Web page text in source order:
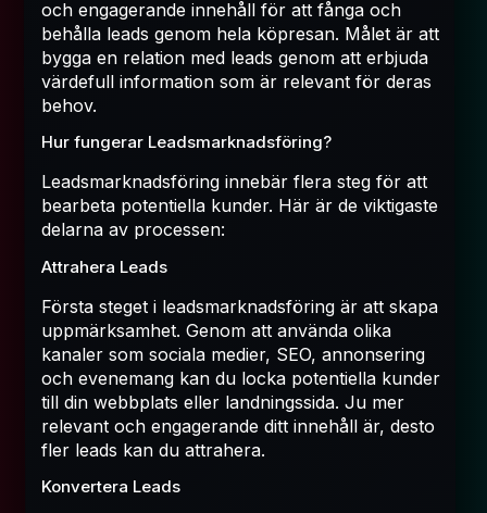
och engagerande innehåll för att fånga och
behålla leads genom hela köpresan. Målet är att
bygga en relation med leads genom att erbjuda
värdefull information som är relevant för deras
behov.
Hur fungerar Leadsmarknadsföring?
Leadsmarknadsföring innebär flera steg för att
bearbeta potentiella kunder. Här är de viktigaste
delarna av processen:
Attrahera Leads
Första steget i leadsmarknadsföring är att skapa
uppmärksamhet. Genom att använda olika
kanaler som sociala medier, SEO, annonsering
och evenemang kan du locka potentiella kunder
till din webbplats eller landningssida. Ju mer
relevant och engagerande ditt innehåll är, desto
fler leads kan du attrahera.
Konvertera Leads